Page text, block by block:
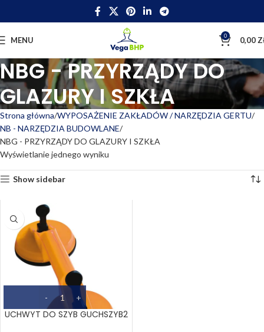
MENU 0 0,00
NBG - PRZYRZĄDY DO
GLAZURY I SZKŁA
Strona główna WYPOSAŻENIE ZAKŁADÓW / NARZĘDZIA GERTU
NB - NARZĘDZIA BUDOWLANE
NBG - PRZYRZĄDY DO GLAZURY I SZKŁA
Wyświetlanie jednego wyniku
Show sidebar
UCHWYT DO SZYB GUCHSZYB2